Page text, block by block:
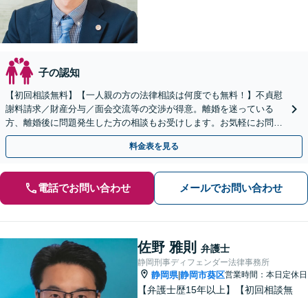
子の認知
【初回相談無料】【一人親の方の法律相談は何度でも無料！】不貞慰
謝料請求／財産分与／面会交流等の交渉が得意。離婚を迷っている
方、離婚後に問題発生した方の相談もお受けします。お気軽にお問い
合わせください【完全個室相談】【藤枝駅1分】
料金表を見る
電話でお問い合わせ メールでお問い合わせ
佐野 雅則 弁護士
静岡刑事ディフェンダー法律事務所
静岡県|静岡市葵区営業時間：本日定休日
【弁護士歴15年以上】【初回相談無